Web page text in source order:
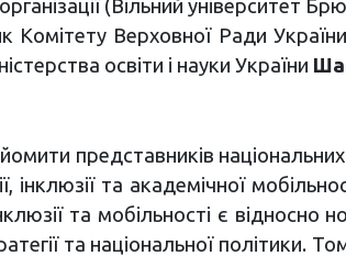
(Вільний університет
Комітету Верховної Ради
освіти і науки України
представників
інклюзії та академічної
та мобільності є відносно
та національної політики.